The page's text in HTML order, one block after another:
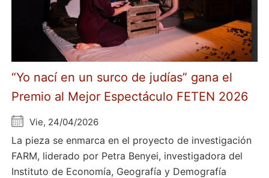
“Yo nací en un surco de judías” gana el
Premio al Mejor Espectáculo FETEN 2026
Vie, 24/04/2026
La pieza se enmarca en el proyecto de investigación
FARM, liderado por Petra Benyei, investigadora del
Instituto de Economía, Geografía y Demografía